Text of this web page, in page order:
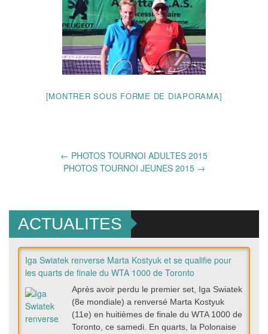
[MONTRER SOUS FORME DE DIAPORAMA]
← PHOTOS TOURNOI ADULTES 2015
PHOTOS TOURNOI JEUNES 2015 →
ACTUALITES
Iga Swiatek renverse Marta Kostyuk et se qualifie pour
les quarts de finale du WTA 1000 de Toronto
Après avoir perdu le premier set, Iga Swiatek
(8e mondiale) a renversé Marta Kostyuk
(11e) en huitièmes de finale du WTA 1000 de
Toronto, ce samedi. En quarts, la Polonaise